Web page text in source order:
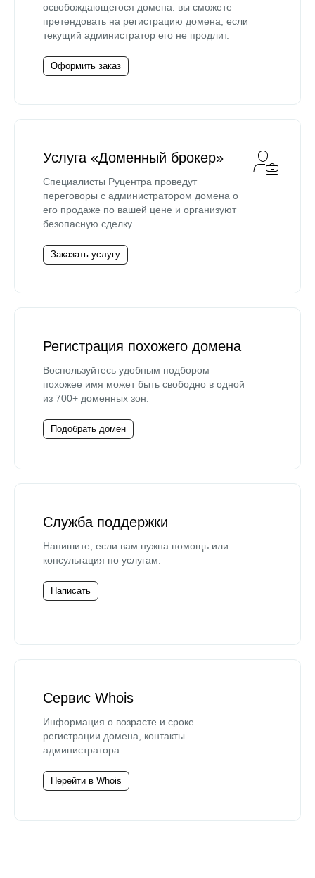
освобождающегося домена: вы сможете
претендовать на регистрацию домена, если
текущий администратор его не продлит.
Оформить заказ
Услуга «Доменный брокер»
Специалисты Руцентра проведут
переговоры с администратором домена о
его продаже по вашей цене и организуют
безопасную сделку.
Заказать услугу
Регистрация похожего домена
Воспользуйтесь удобным подбором —
похожее имя может быть свободно в одной
из 700+ доменных зон.
Подобрать домен
Служба поддержки
Напишите, если вам нужна помощь или
консультация по услугам.
Написать
Сервис Whois
Информация о возрасте и сроке
регистрации домена, контакты
администратора.
Перейти в Whois